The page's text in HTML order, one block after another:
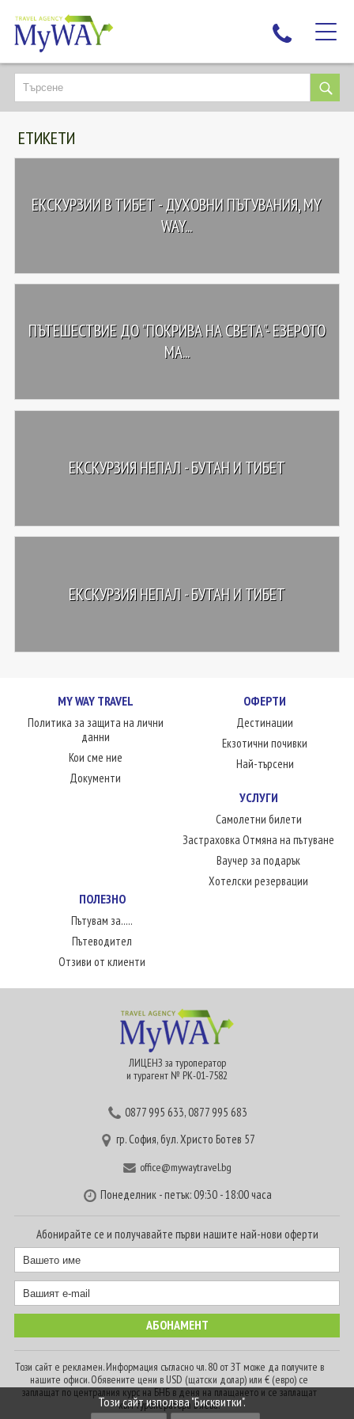
НАЙ-ТЪРСЕНИ
ДЕСТИНАЦИИ
ЕКЗОТИЧНИ ПОЧИВКИ
ЛЮБОПИТНО
КОНТАКТИ
ЕТИКЕТИ
ЕКСКУРЗИИ В ТИБЕТ - ДУХОВНИ ПЪТУВАНИЯ, MY
WAY...
ПЪТЕШЕСТВИЕ ДО "ПОКРИВА НА СВЕТА"- ЕЗЕРОТО
МА...
ЕКСКУРЗИЯ НЕПАЛ - БУТАН И ТИБЕТ
ЕКСКУРЗИЯ НЕПАЛ - БУТАН И ТИБЕТ
MY WAY TRAVEL
Политика за защита на лични
данни
Кои сме ние
Документи
ОФЕРТИ
Дестинации
Екзотични почивки
Най-търсени
УСЛУГИ
Самолетни билети
Застраховка Отмяна на пътуване
Ваучер за подарък
Хотелски резервации
ПОЛЕЗНО
Пътувам за.....
Пътеводител
Отзиви от клиенти
ЛИЦЕНЗ за туроператор
и турагент № РК-01-7582
0877 995 633,0877 995 683
гр. София, бул. Христо Ботев 57
office@mywaytravel.bg
Понеделник - петък: 09:30 - 18:00 часа
Абонирайте се и получавайте първи нашите най-нови оферти
Този сайт е рекламен. Информация съгласно чл. 80 от ЗТ може да получите в
нашите офиси. Обявените цени в USD (щатски долар) или € (евро) се
заплащат по централния курс на БНБ в деня на плащането и се заплащат
към туроператора в лева.
Този сайт използва "Бисквитки".